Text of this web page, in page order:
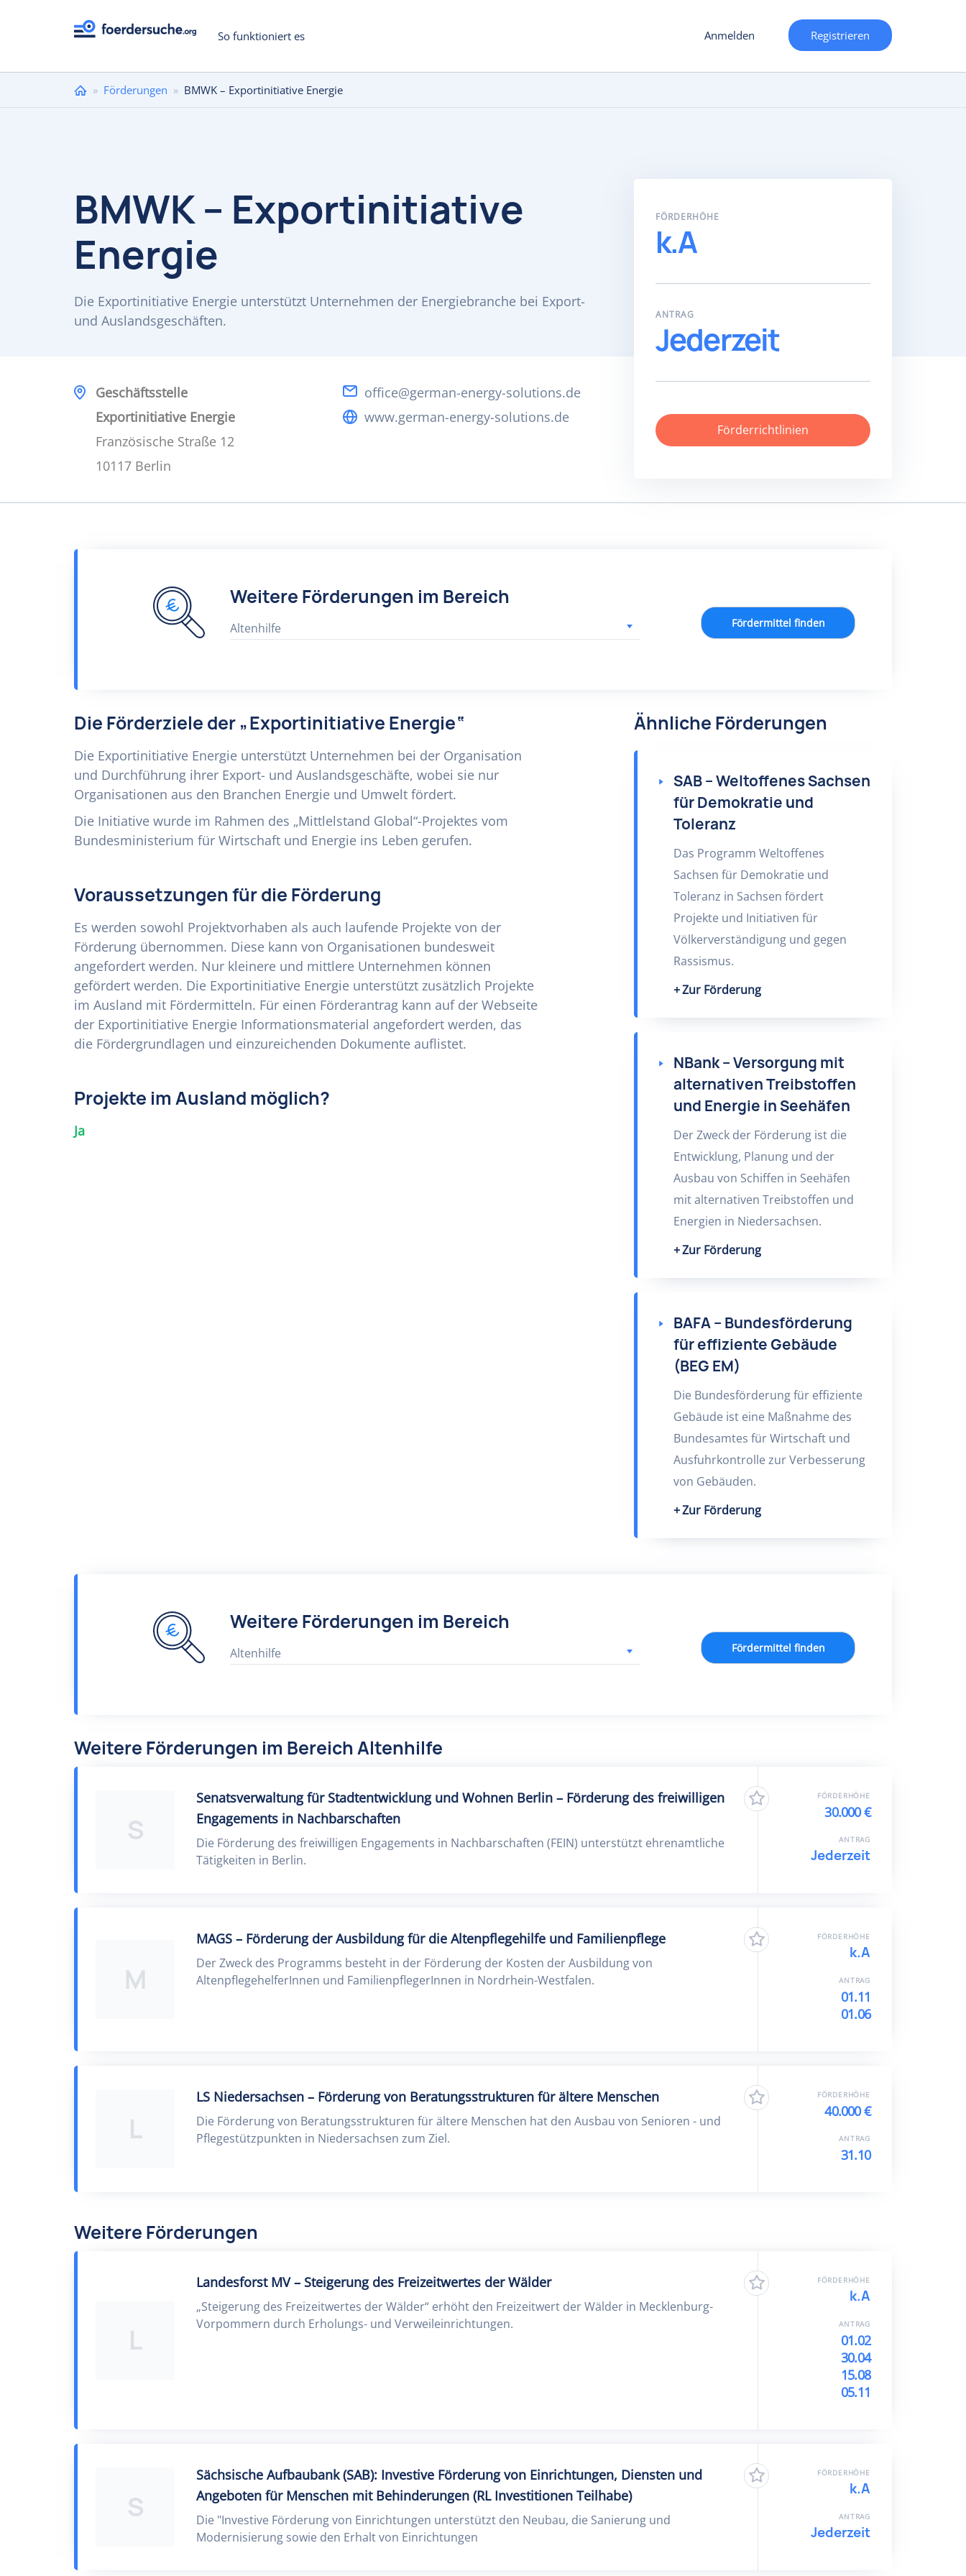
So funktioniert es Anmelden Registrieren
Sie
» Förderungen » BMWK – Exportinitiative Energie
BMWK – Exportinitiative
Energie
Die Exportinitiative Energie unterstützt Unternehmen der Energiebranche bei Export-
und Auslandsgeschäften.
Geschäftsstelle
Exportinitiative Energie
Französische Straße 12
10117 Berlin
office@german-energy-solutions.de
www.german-energy-solutions.de
FÖRDERHÖHE
k.A
ANTRAG
Jederzeit
Förderrichtlinien
Weitere Förderungen im Bereich
Altenhilfe Fördermittel finden
Die Förderziele der „Exportinitiative Energie“
Die Exportinitiative Energie unterstützt Unternehmen bei der Organisation
und Durchführung ihrer Export- und Auslandsgeschäfte, wobei sie nur
Organisationen aus den Branchen Energie und Umwelt fördert.
Die Initiative wurde im Rahmen des „Mittlelstand Global“-Projektes vom
Bundesministerium für Wirtschaft und Energie ins Leben gerufen.
Voraussetzungen für die Förderung
Es werden sowohl Projektvorhaben als auch laufende Projekte von der
Förderung übernommen. Diese kann von Organisationen bundesweit
angefordert werden. Nur kleinere und mittlere Unternehmen können
gefördert werden. Die Exportinitiative Energie unterstützt zusätzlich Projekte
im Ausland mit Fördermitteln. Für einen Förderantrag kann auf der Webseite
der Exportinitiative Energie Informationsmaterial angefordert werden, das
die Fördergrundlagen und einzureichenden Dokumente auflistet.
Projekte im Ausland möglich?
Ja
Ähnliche Förderungen
SAB – Weltoffenes Sachsen
für Demokratie und
Toleranz
Das Programm Weltoffenes
Sachsen für Demokratie und
Toleranz in Sachsen fördert
Projekte und Initiativen für
Völkerverständigung und gegen
Rassismus.
Zur Förderung
NBank – Versorgung mit
alternativen Treibstoffen
und Energie in Seehäfen
Der Zweck der Förderung ist die
Entwicklung, Planung und der
Ausbau von Schiffen in Seehäfen
mit alternativen Treibstoffen und
Energien in Niedersachsen.
Zur Förderung
BAFA – Bundesförderung
für effiziente Gebäude
(BEG EM)
Die Bundesförderung für effiziente
Gebäude ist eine Maßnahme des
Bundesamtes für Wirtschaft und
Ausfuhrkontrolle zur Verbesserung
von Gebäuden.
Zur Förderung
Weitere Förderungen im Bereich
Altenhilfe Fördermittel finden
Weitere Förderungen im Bereich Altenhilfe
S
Senatsverwaltung für Stadtentwicklung und Wohnen Berlin – Förderung des freiwilligen
Engagements in Nachbarschaften
Die Förderung des freiwilligen Engagements in Nachbarschaften (FEIN) unterstützt ehrenamtliche
Tätigkeiten in Berlin.
FÖRDERHÖHE
30.000 €
ANTRAG
Jederzeit
M
MAGS – Förderung der Ausbildung für die Altenpflegehilfe und Familienpflege
Der Zweck des Programms besteht in der Förderung der Kosten der Ausbildung von
AltenpflegehelferInnen und FamilienpflegerInnen in Nordrhein-Westfalen.
FÖRDERHÖHE
k.A
ANTRAG
01.11
01.06
L
LS Niedersachsen – Förderung von Beratungsstrukturen für ältere Menschen
Die Förderung von Beratungsstrukturen für ältere Menschen hat den Ausbau von Senioren - und
Pflegestützpunkten in Niedersachsen zum Ziel.
FÖRDERHÖHE
40.000 €
ANTRAG
31.10
Weitere Förderungen
L
Landesforst MV – Steigerung des Freizeitwertes der Wälder
„Steigerung des Freizeitwertes der Wälder“ erhöht den Freizeitwert der Wälder in Mecklenburg-
Vorpommern durch Erholungs- und Verweileinrichtungen.
FÖRDERHÖHE
k.A
ANTRAG
01.02
30.04
15.08
05.11
S
Sächsische Aufbaubank (SAB): Investive Förderung von Einrichtungen, Diensten und
Angeboten für Menschen mit Behinderungen (RL Investitionen Teilhabe)
Die "Investive Förderung von Einrichtungen unterstützt den Neubau, die Sanierung und
Modernisierung sowie den Erhalt von Einrichtungen
FÖRDERHÖHE
k.A
ANTRAG
Jederzeit